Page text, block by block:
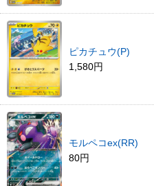
ピカチュウ(P)
1,580円
モルペコex(RR)
80円